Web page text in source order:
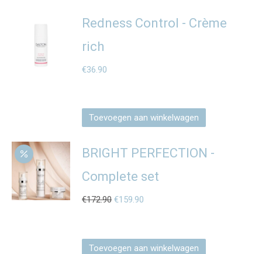
Redness Control - Crème
rich
€36.90
Toevoegen aan winkelwagen
BRIGHT PERFECTION -
Complete set
€172.90 Oorspronkelijke
€172.90.
€159.90
€159.90.
Toevoegen aan winkelwagen